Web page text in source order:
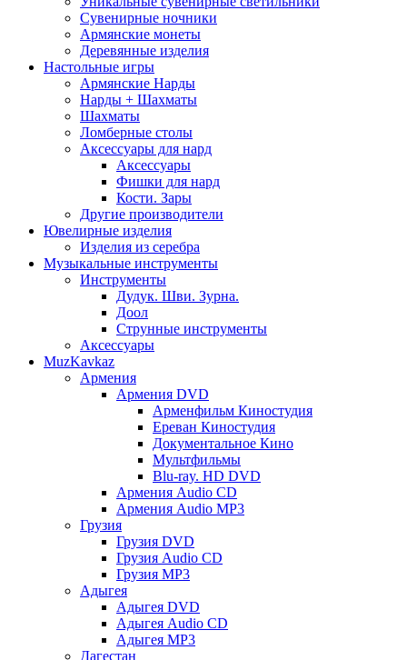
Сувенирные ночники
Армянские монеты
Деревянные изделия
Настольные игры
Армянские Нарды
Нарды + Шахматы
Шахматы
Ломберные столы
Аксессуары для нард
Аксессуары
Фишки для нард
Кости. Зары
Другие производители
Ювелирные изделия
Изделия из серебра
Музыкальные инструменты
Инструменты
Дудук. Шви. Зурна.
Доол
Струнные инструменты
Аксессуары
MuzKavkaz
Армения
Армения DVD
Арменфильм Киностудия
Ереван Киностудия
Документальное Кино
Мультфильмы
Blu-ray. HD DVD
Армения Audio CD
Армения Audio MP3
Грузия
Грузия DVD
Грузия Audio CD
Грузия MP3
Адыгея
Адыгея DVD
Адыгея Audio CD
Адыгея MP3
Дагестан